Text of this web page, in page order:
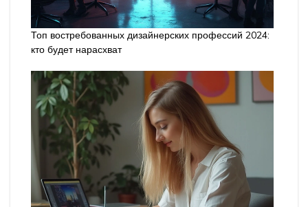
Топ востребованных дизайнерских профессий 2024:
кто будет нарасхват